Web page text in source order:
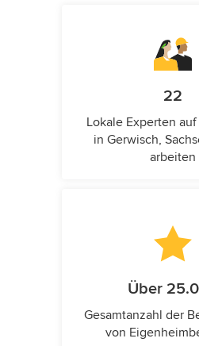
22
Lokale Experten
in Gerwisch,
arbeiten
Über
Gesamtanzahl der
von